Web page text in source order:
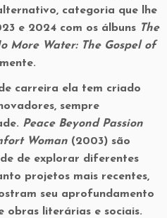
categoria que lhe
e 2024 com os álbuns The
More Water: The Gospel of
carreira ela tem criado
sempre
Peace Beyond Passion
Woman (2003) são
de explorar diferentes
projetos mais recentes,
seu aprofundamento
obras literárias e sociais.